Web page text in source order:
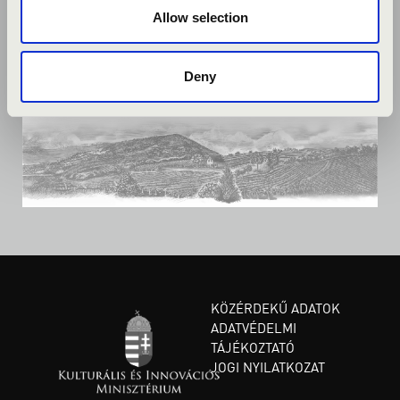
Allow selection
Deny
KÖZÉRDEKŰ ADATOK
ADATVÉDELMI
TÁJÉKOZTATÓ
JOGI NYILATKOZAT